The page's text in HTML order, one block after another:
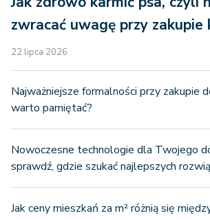
zwracać uwagę przy zakupie
22 lipca 2026
Najważniejsze formalności przy zakupie
warto pamiętać?
Nowoczesne technologie dla Twojego
sprawdź, gdzie szukać najlepszych
Jak ceny mieszkań za m² różnią się